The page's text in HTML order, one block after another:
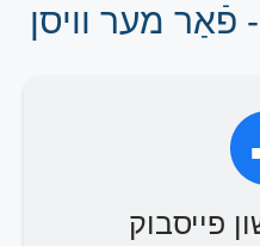
פֿאַר מער וויסן
פייסבוק